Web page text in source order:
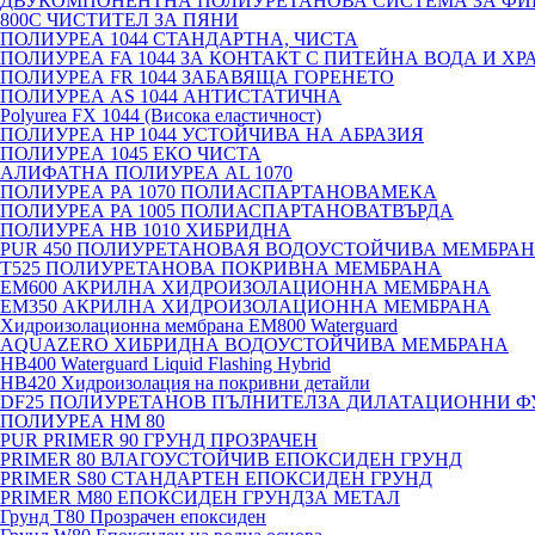
800C ЧИСТИТЕЛ ЗА ПЯНИ
ПОЛИУРЕА 1044 СТАНДАРТНА, ЧИСТА
ПОЛИУРЕА FA 1044 ЗА КОНТАКТ С ПИТЕЙНА ВОДА И
ПОЛИУРЕА FR 1044 ЗАБАВЯЩА ГОРЕНЕТО
ПОЛИУРЕА AS 1044 АНТИСТАТИЧНА
Polyurea FX 1044 (Висока еластичност)
ПОЛИУРЕА HP 1044 УСТОЙЧИВА НА АБРАЗИЯ
ПОЛИУРЕА 1045 ЕКО ЧИСТА
АЛИФАТНА ПОЛИУРЕА AL 1070
ПОЛИУРЕА PA 1070 ПОЛИАСПАРТАНОВАМЕКА
ПОЛИУРЕА PA 1005 ПОЛИАСПАРТАНОВАТВЪРДА
ПОЛИУРЕА HB 1010 ХИБРИДНА
PUR 450 ПОЛИУРЕТАНОВАЯ ВОДОУСТОЙЧИВА
T525 ПОЛИУРЕТАНОВА ПОКРИВНА МЕМБРАНА
EM600 АКРИЛНА ХИДРОИЗОЛАЦИОННА МЕМБРАНА
EM350 АКРИЛНА ХИДРОИЗОЛАЦИОННА МЕМБРАНА
Хидроизолационна мембрана EM800 Waterguard
AQUAZERO ХИБРИДНА ВОДОУСТОЙЧИВА МЕМБРАНА
HB400 Waterguard Liquid Flashing Hybrid
HB420 Хидроизолация на покривни детайли
DF25 ПОЛИУРЕТАНОВ ПЪЛНИТЕЛЗА ДИЛАТАЦИОННИ
ПОЛИУРЕА HM 80
PUR PRIMER 90 ГРУНД ПРОЗРАЧЕН
PRIMER 80 ВЛАГОУСТОЙЧИВ ЕПОКСИДЕН ГРУНД
PRIMER S80 СТАНДАРТЕН ЕПОКСИДЕН ГРУНД
PRIMER M80 ЕПОКСИДЕН ГРУНДЗА МЕТАЛ
Грунд Т80 Прозрачен епоксиден